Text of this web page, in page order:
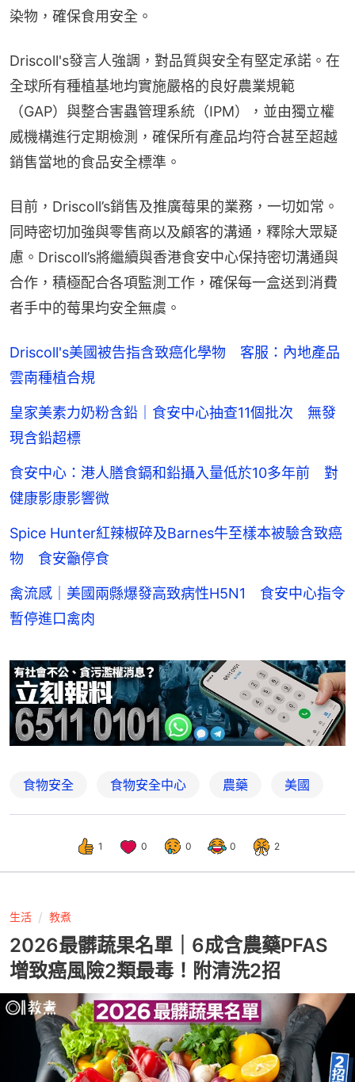
染物，確保食用安全。
Driscoll's發言人強調，對品質與安全有堅定承諾。在
全球所有種植基地均實施嚴格的良好農業規範
（GAP）與整合害蟲管理系統（IPM），並由獨立權
威機構進行定期檢測，確保所有產品均符合甚至超越
銷售當地的食品安全標準。
目前，Driscoll’s銷售及推廣莓果的業務，一切如常。
同時密切加強與零售商以及顧客的溝通，釋除大眾疑
慮。Driscoll’s將繼續與香港食安中心保持密切溝通與
合作，積極配合各項監測工作，確保每一盒送到消費
者手中的莓果均安全無虞。
Driscoll's美國被告指含致癌化學物 客服：內地產品
雲南種植合規
皇家美素力奶粉含鉛｜食安中心抽查11個批次 無發
現含鉛超標
食安中心：港人膳食鎘和鉛攝入量低於10多年前 對
健康影康影響微
Spice Hunter紅辣椒碎及Barnes牛至樣本被驗含致癌
物 食安籲停食
禽流感｜美國兩縣爆發高致病性H5N1 食安中心指令
暫停進口禽肉
食物安全 食物安全中心 農藥 美國
1 0 0 0 2
生活 教煮
2026最髒蔬果名單｜6成含農藥PFAS
增致癌風險2類最毒！附清洗2招